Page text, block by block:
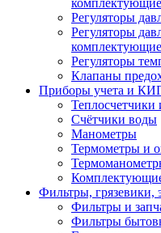
комплектующие
Регуляторы
Регуляторы
комплектующие
Регуляторы
Клапаны
Приборы учета и
Счётчики воды
Манометры
Термометры и
Фильтры, грязевики,
Фильтры и
Фильтры